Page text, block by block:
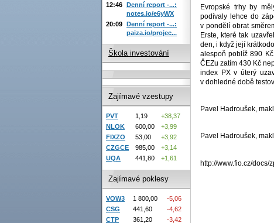
Evropské trhy by
podívaly lehce do
v pondělí obrat
Erste, které tak
den, i když její
alespoň poblíž 890
ČEZu zatím 430 Kč
index PX v úterý
v dohledné době
Pavel Hadroušek,
Pavel Hadroušek,
http://www.fio.cz/
12:46 Denní report -...:
notes.io/e6yWX
20:09 Denní report -...:
paiza.io/projec...
Škola investování
Zajímavé vzestupy
PVT 1,19
+38,37
NLOK
600,00
+3,99
FIXZO
53,00
+3,92
CZGCE
985,00
+3,14
UQA
441,80 +1,61
Zajímavé poklesy
VOW3 1 800,00
-5,06
CSG
441,60
-4,62
CTP
361,20
-3,42